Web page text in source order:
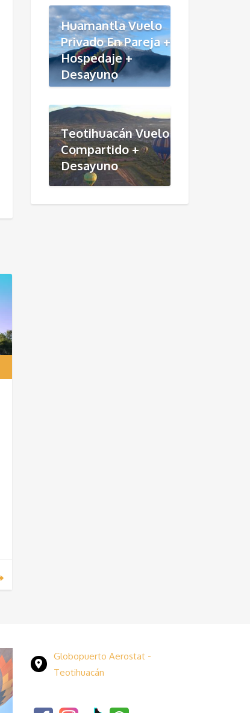
Huamantla Vuelo
Privado En Pareja +
Hospedaje +
Desayuno
Teotihuacán Vuelo
Compartido +
Desayuno
Globopuerto Aerostat -
Teotihuacán